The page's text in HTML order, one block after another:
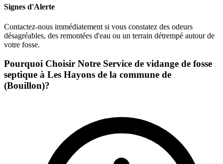
Signes d'Alerte
Contactez-nous immédiatement si vous constatez des odeurs
désagréables, des remontées d'eau ou un terrain détrempé autour de
votre fosse.
Pourquoi Choisir Notre Service de vidange de fosse
septique à Les Hayons de la commune de
(Bouillon)?